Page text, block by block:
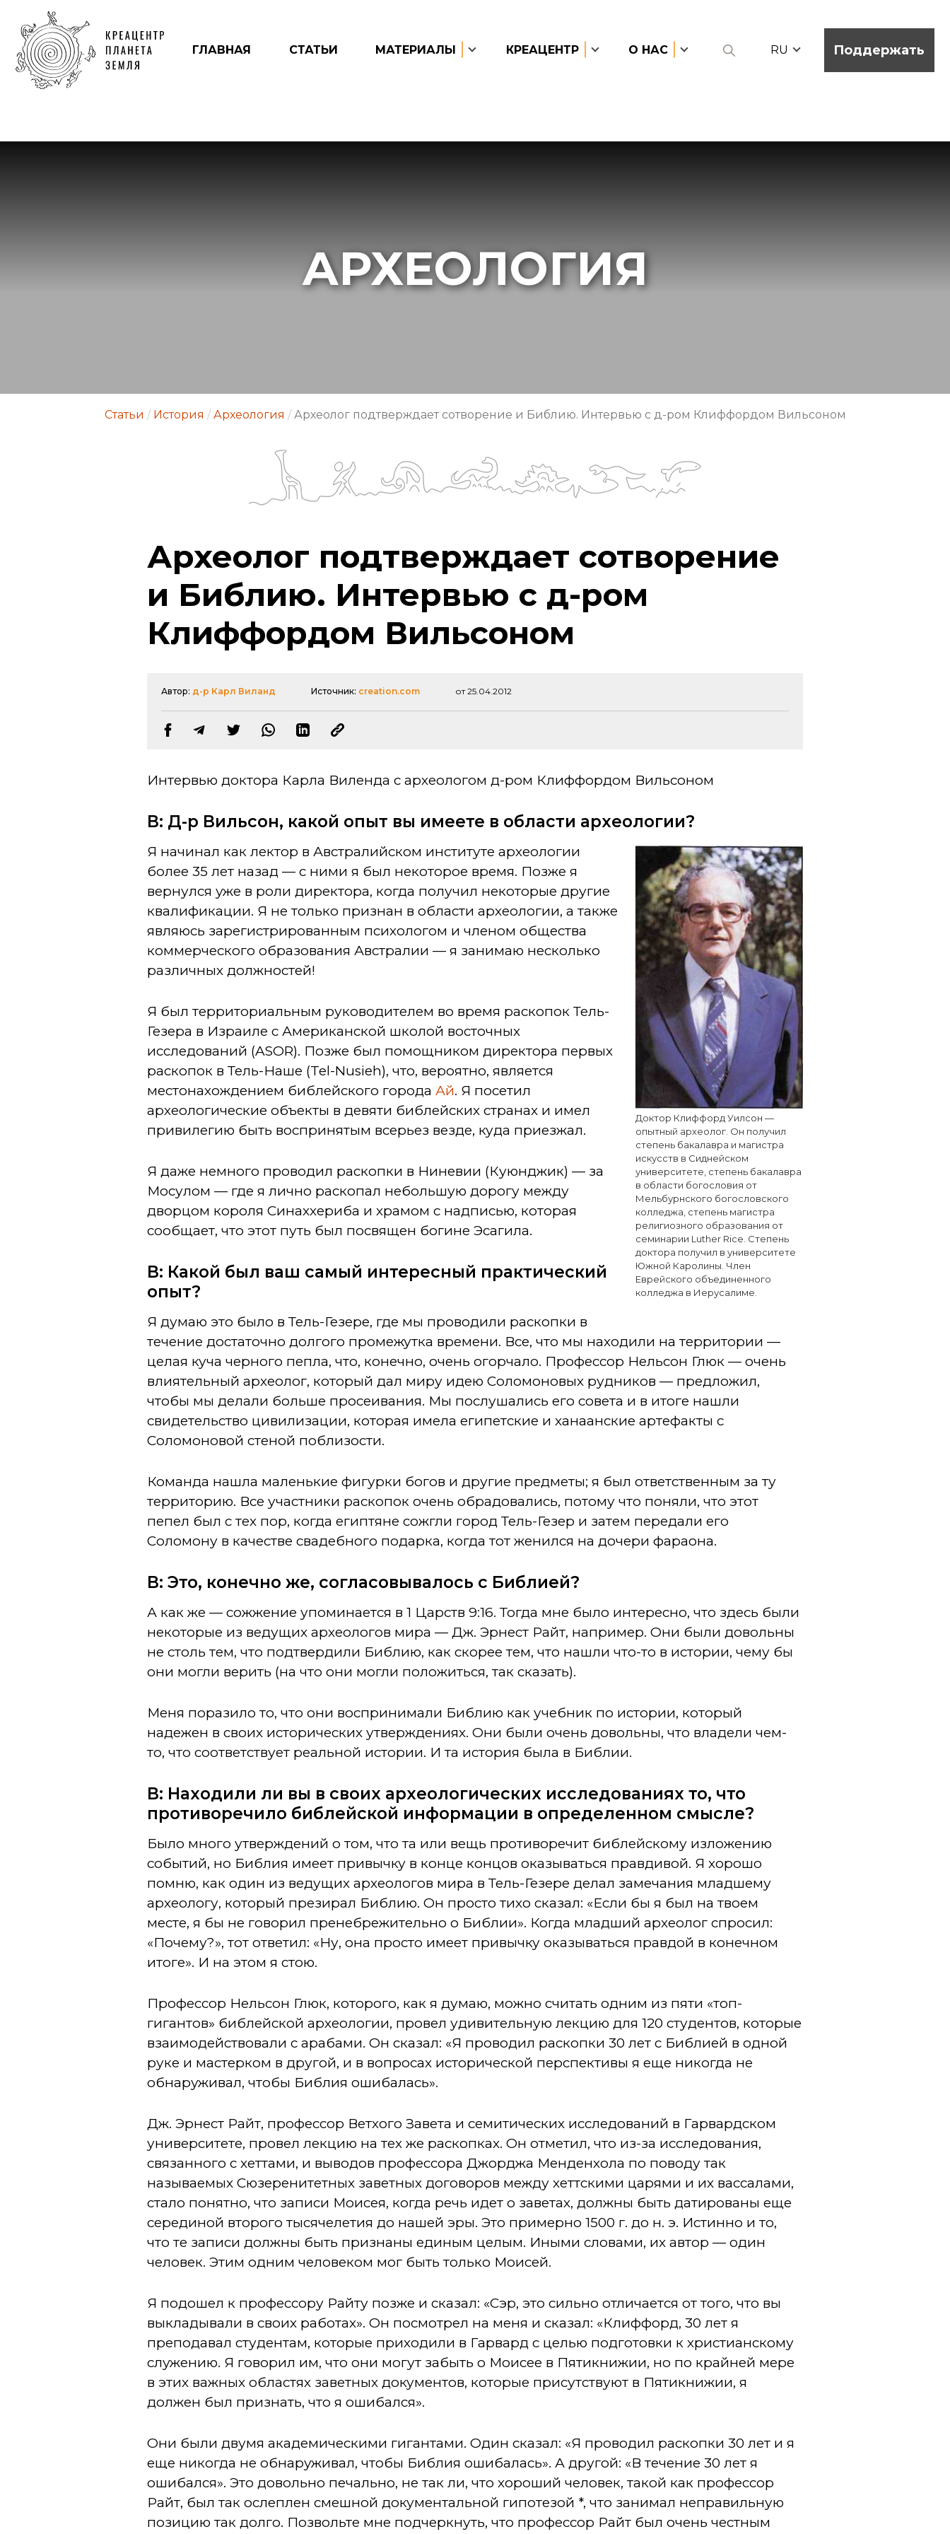
ГЛАВНАЯ СТАТЬИ МАТЕРИАЛЫ КРЕАЦЕНТР О НАС RU Поддержать
АРХЕОЛОГИЯ
Статьи / История / Археология / Археолог подтверждает сотворение и Библию. Интервью с д-ром Клиффордом Вильсоном
Археолог подтверждает сотворение
и Библию. Интервью с д-ром
Клиффордом Вильсоном
Автор: д-р Карл Виланд Источник: creation.com от 25.04.2012
Интервью доктора Карла Виленда с археологом д-ром Клиффордом Вильсоном
В: Д-р Вильсон, какой опыт вы имеете в области археологии?
Доктор Клиффорд Уилсон —
опытный археолог. Он получил
степень бакалавра и магистра
искусств в Сиднейском
университете, степень бакалавра
в области богословия от
Мельбурнского богословского
колледжа, степень магистра
религиозного образования от
семинарии Luther Rice. Степень
доктора получил в университете
Южной Каролины. Член
Еврейского объединенного
колледжа в Иерусалиме.
Я начинал как лектор в Австралийском институте археологии
более 35 лет назад — с ними я был некоторое время. Позже я
вернулся уже в роли директора, когда получил некоторые другие
квалификации. Я не только признан в области археологии, а также
являюсь зарегистрированным психологом и членом общества
коммерческого образования Австралии — я занимаю несколько
различных должностей!
Я был территориальным руководителем во время раскопок Тель-
Гезера в Израиле с Американской школой восточных
исследований (ASOR). Позже был помощником директора первых
раскопок в Тель-Наше (Tel-Nusieh), что, вероятно, является
местонахождением библейского городаАй. Я посетил
археологические объекты в девяти библейских странах и имел
привилегию быть воспринятым всерьез везде, куда приезжал.
Я даже немного проводил раскопки в Ниневии (Куюнджик) — за
Мосулом — где я лично раскопал небольшую дорогу между
дворцом короля Синаххериба и храмом с надписью, которая
сообщает, что этот путь был посвящен богине Эсагила.
В: Какой был ваш самый интересный практический
опыт?
Я думаю это было в Тель-Гезере, где мы проводили раскопки в
течение достаточно долгого промежутка времени. Все, что мы находили на территории —
целая куча черного пепла, что, конечно, очень огорчало. Профессор Нельсон Глюк — очень
влиятельный археолог, который дал миру идею Соломоновых рудников — предложил,
чтобы мы делали больше просеивания. Мы послушались его совета и в итоге нашли
свидетельство цивилизации, которая имела египетские и ханаанские артефакты с
Соломоновой стеной поблизости.
Команда нашла маленькие фигурки богов и другие предметы; я был ответственным за ту
территорию. Все участники раскопок очень обрадовались, потому что поняли, что этот
пепел был с тех пор, когда египтяне сожгли город Тель-Гезер и затем передали его
Соломону в качестве свадебного подарка, когда тот женился на дочери фараона.
В: Это, конечно же, согласовывалось с Библией?
А как же — сожжение упоминается в 1 Царств 9:16. Тогда мне было интересно, что здесь были
некоторые из ведущих археологов мира — Дж. Эрнест Райт, например. Они были довольны
не столь тем, что подтвердили Библию, как скорее тем, что нашли что-то в истории, чему бы
они могли верить (на что они могли положиться, так сказать).
Меня поразило то, что они воспринимали Библию как учебник по истории, который
надежен в своих исторических утверждениях. Они были очень довольны, что владели чем-
то, что соответствует реальной истории. И та история была в Библии.
В: Находили ли вы в своих археологических исследованиях то, что
противоречило библейской информации в определенном смысле?
Было много утверждений о том, что та или вещь противоречит библейскому изложению
событий, но Библия имеет привычку в конце концов оказываться правдивой. Я хорошо
помню, как один из ведущих археологов мира в Тель-Гезере делал замечания младшему
археологу, который презирал Библию. Он просто тихо сказал: «Если бы я был на твоем
месте, я бы не говорил пренебрежительно о Библии». Когда младший археолог спросил:
«Почему?», тот ответил: «Ну, она просто имеет привычку оказываться правдой в конечном
итоге». И на этом я стою.
Профессор Нельсон Глюк, которого, как я думаю, можно считать одним из пяти «топ-
гигантов» библейской археологии, провел удивительную лекцию для 120 студентов, которые
взаимодействовали с арабами. Он сказал: «Я проводил раскопки 30 лет с Библией в одной
руке и мастерком в другой, и в вопросах исторической перспективы я еще никогда не
обнаруживал, чтобы Библия ошибалась».
Дж. Эрнест Райт, профессор Ветхого Завета и семитических исследований в Гарвардском
университете, провел лекцию на тех же раскопках. Он отметил, что из-за исследования,
связанного с хеттами, и выводов профессора Джорджа Менденхола по поводу так
называемых Сюзеренитетных заветных договоров между хеттскими царями и их вассалами,
стало понятно, что записи Моисея, когда речь идет о заветах, должны быть датированы еще
серединой второго тысячелетия до нашей эры. Это примерно 1500 г. до н. э. Истинно и то,
что те записи должны быть признаны единым целым. Иными словами, их автор — один
человек. Этим одним человеком мог быть только Моисей.
Я подошел к профессору Райту позже и сказал: «Сэр, это сильно отличается от того, что вы
выкладывали в своих работах». Он посмотрел на меня и сказал: «Клиффорд, 30 лет я
преподавал студентам, которые приходили в Гарвард с целью подготовки к христианскому
служению. Я говорил им, что они могут забыть о Моисее в Пятикнижии, но по крайней мере
в этих важных областях заветных документов, которые присутствуют в Пятикнижии, я
должен был признать, что я ошибался».
Они были двумя академическими гигантами. Один сказал: «Я проводил раскопки 30 лет и я
еще никогда не обнаруживал, чтобы Библия ошибалась». А другой: «В течение 30 лет я
ошибался». Это довольно печально, не так ли, что хороший человек, такой как профессор
Райт, был так ослеплен смешной документальной гипотезой *, что занимал неправильную
позицию так долго. Позвольте мне подчеркнуть, что профессор Райт был очень честным